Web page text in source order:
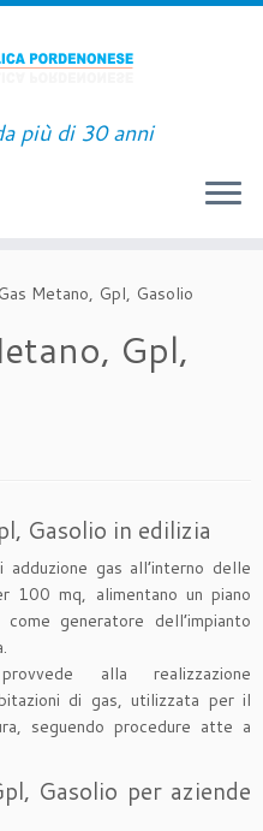
più di 30 anni
Metano, Gpl, Gasolio
Gpl,
Gasolio in edilizia
gas all’interno delle
100 mq, alimentano un piano
generatore dell’impianto
alla realizzazione
di gas, utilizzata per il
seguendo procedure atte a
Gasolio per aziende